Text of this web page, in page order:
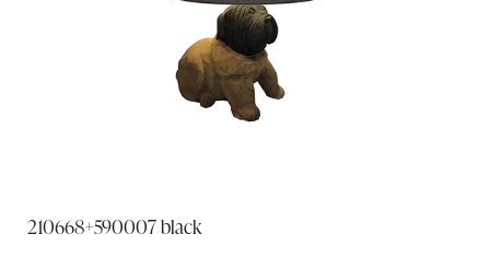
210668+590007 black